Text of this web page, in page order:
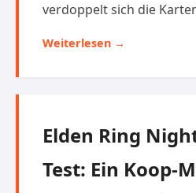
verdoppelt sich die
Weiterlesen →
Elden Ring
Test: Ein Koop-